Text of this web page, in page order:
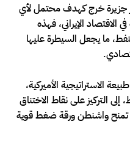
جزيرة خرج كهدف محتمل لأي
الاقتصاد الإيراني، فهذه
ما يجعل السيطرة عليها
الاستراتيجية الأميركية،
التركيز على نقاط الاختناق
تمنح واشنطن ورقة ضغط قوية